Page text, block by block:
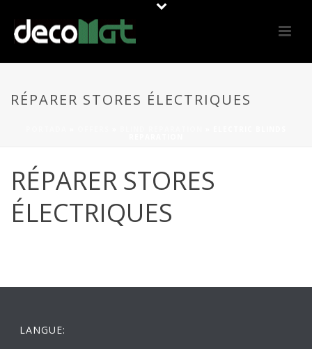
RÉPARER STORES ÉLECTRIQUES
RÉPARER STORES
ÉLECTRIQUES
LANGUE: